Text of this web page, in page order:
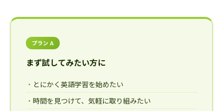
プラン A
まず試してみたい方に
とにかく英語学習を始めたい
時間を見つけて、気軽に取り組みたい